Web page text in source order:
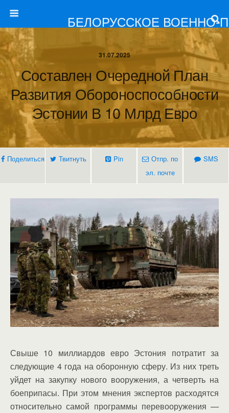
БЕЛОРУССКОЕ ВОЕННО-
31.07.2025
Составлен Очередной План
Развития Обороноспособности
Эстонии В 10 Млрд Евро
Поделиться Твитнуть Pin
Отпр. по
эл. почте
SMS
Свыше 10 миллиардов евро Эстония потратит за
следующие 4 года на оборонную сферу. Из них треть
уйдет на закупку нового вооружения, а четверть на
боеприпасы. При этом мнения экспертов расходятся
относительно самой программы перевооружения —